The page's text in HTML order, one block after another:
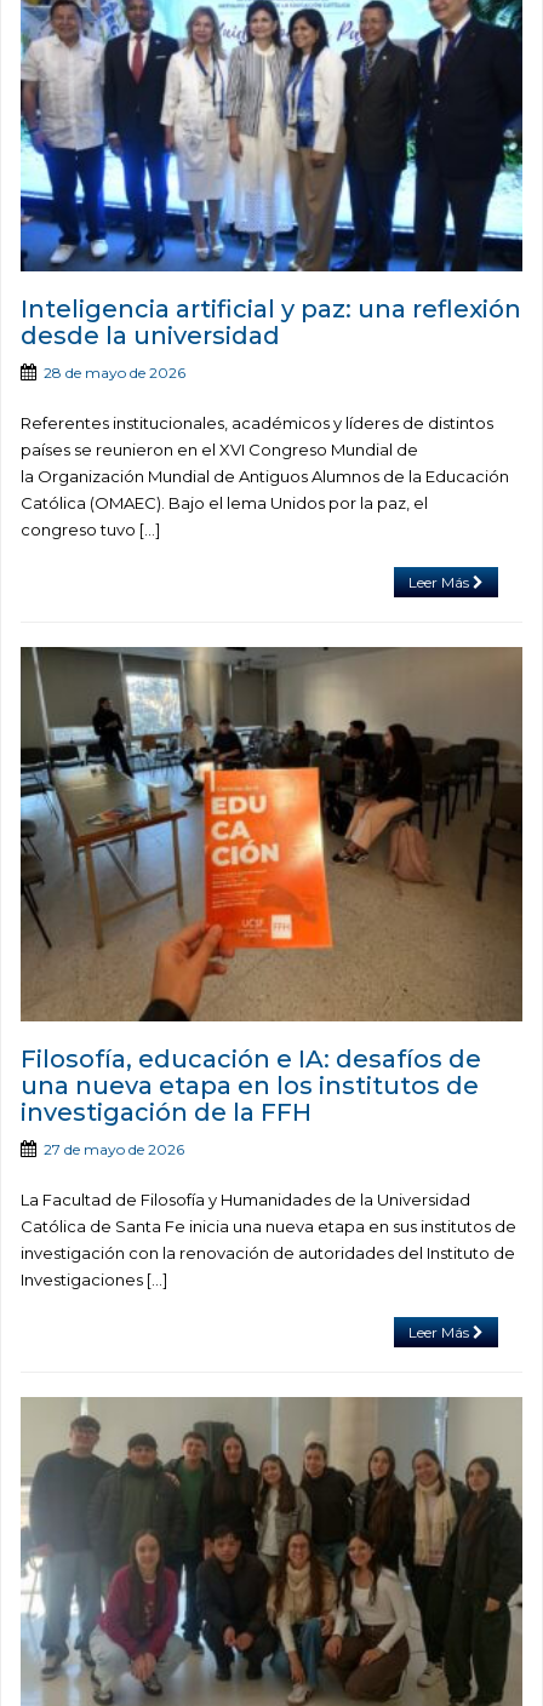
Inteligencia artificial y paz: una reflexión
desde la universidad
28 de mayo de 2026
Referentes institucionales, académicos y líderes de distintos
países se reunieron en el XVI Congreso Mundial de
la Organización Mundial de Antiguos Alumnos de la Educación
Católica (OMAEC). Bajo el lema Unidos por la paz, el
congreso tuvo […]
Leer Más
Filosofía, educación e IA: desafíos de
una nueva etapa en los institutos de
investigación de la FFH
27 de mayo de 2026
La Facultad de Filosofía y Humanidades de la Universidad
Católica de Santa Fe inicia una nueva etapa en sus institutos de
investigación con la renovación de autoridades del Instituto de
Investigaciones […]
Leer Más